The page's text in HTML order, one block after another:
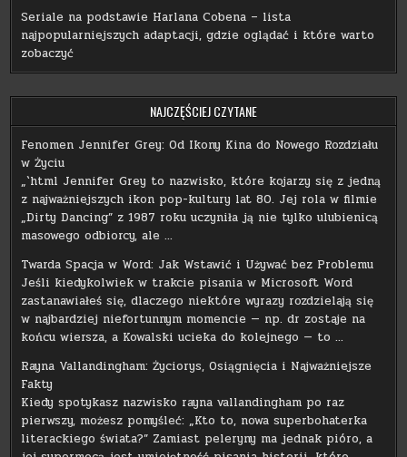
Seriale na podstawie Harlana Cobena – lista
najpopularniejszych adaptacji, gdzie oglądać i które warto
zobaczyć
NAJCZĘŚCIEJ CZYTANE
Fenomen Jennifer Grey: Od Ikony Kina do Nowego Rozdziału
w Życiu
„`html Jennifer Grey to nazwisko, które kojarzy się z jedną
z najważniejszych ikon pop-kultury lat 80. Jej rola w filmie
„Dirty Dancing” z 1987 roku uczyniła ją nie tylko ulubienicą
masowego odbiorcy, ale …
Twarda Spacja w Word: Jak Wstawić i Używać bez Problemu
Jeśli kiedykolwiek w trakcie pisania w Microsoft Word
zastanawiałeś się, dlaczego niektóre wyrazy rozdzielają się
w najbardziej niefortunnym momencie — np. dr zostaje na
końcu wiersza, a Kowalski ucieka do kolejnego — to …
Rayna Vallandingham: Życiorys, Osiągnięcia i Najważniejsze
Fakty
Kiedy spotykasz nazwisko rayna vallandingham po raz
pierwszy, możesz pomyśleć: „Kto to, nowa superbohaterka
literackiego świata?” Zamiast peleryny ma jednak pióro, a